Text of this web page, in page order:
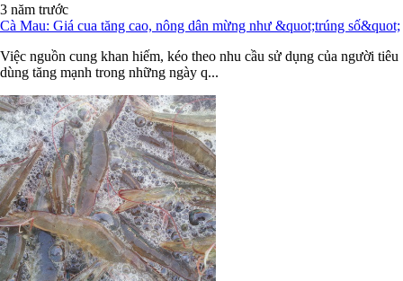
3 năm trước
Cà Mau: Giá cua tăng cao, nông dân mừng như &quot;trúng số&quot;
Việc nguồn cung khan hiếm, kéo theo nhu cầu sử dụng của người tiêu
dùng tăng mạnh trong những ngày q...